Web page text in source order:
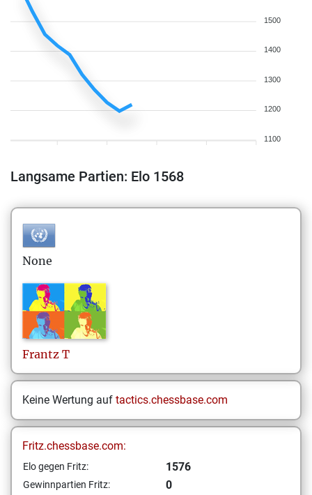
1500
1400
1300
1200
1100
Langsame Partien: Elo 1568
None
Frantz T
Keine Wertung auf tactics.chessbase.com
Fritz.chessbase.com:
Elo gegen Fritz: 1576
Gewinnpartien Fritz: 0